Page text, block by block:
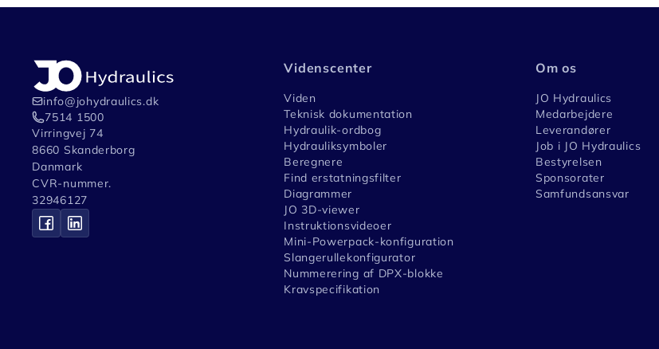
info@johydraulics.dk
7514 1500
Virringvej 74
8660 Skanderborg
Danmark
CVR-nummer.
32946127
Videnscenter
Viden
Teknisk dokumentation
Hydraulik-ordbog
Hydrauliksymboler
Beregnere
Find erstatningsfilter
Diagrammer
JO 3D-viewer
Instruktionsvideoer
Mini-Powerpack-konfiguration
Slangerullekonfigurator
Nummerering af DPX-blokke
Kravspecifikation
Om os
JO Hydraulics
Medarbejdere
Leverandører
Job i JO Hydraulics
Bestyrelsen
Sponsorater
Samfundsansvar